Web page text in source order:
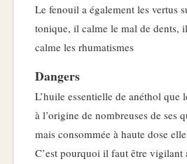
Le fenouil a également les vertus
tonique, il calme le mal de dents,
calme les rhumatismes
Dangers
L’huile essentielle de anéthol que
à l’origine de nombreuses de ses
mais consommée à haute dose
C’est pourquoi il faut être vigilant